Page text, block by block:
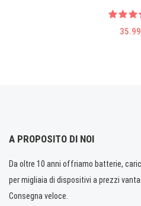
A PROPOSITO DI NOI
Da oltre 10 anni offriamo batterie,
per migliaia di dispositivi a prezzi
Consegna veloce.